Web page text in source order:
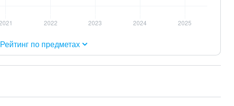
Рейтинг по предметах